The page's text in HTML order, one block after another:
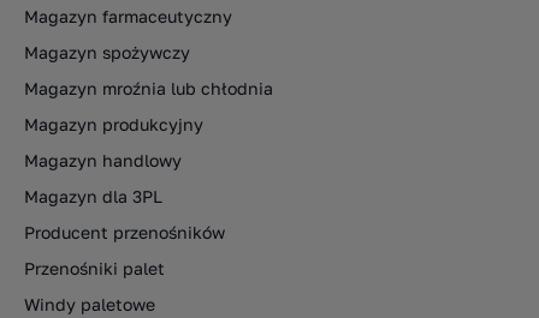
Magazyn farmaceutyczny
Magazyn spożywczy
Magazyn mroźnia lub chłodnia
Magazyn produkcyjny
Magazyn handlowy
Magazyn dla 3PL
Producent przenośników
Przenośniki palet
Windy paletowe